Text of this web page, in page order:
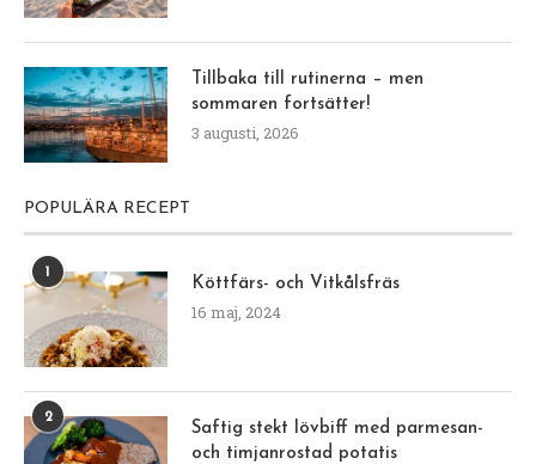
Tillbaka till rutinerna – men
sommaren fortsätter!
3 augusti, 2026
POPULÄRA RECEPT
Köttfärs- och Vitkålsfräs
16 maj, 2024
2
Saftig stekt lövbiff med parmesan-
och timjanrostad potatis